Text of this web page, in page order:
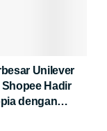
Unilever
Shopee Hadir
dengan
Produk